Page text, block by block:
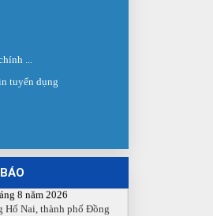
...
tuyển dụng
2026: Hơn 4.300 cơ hội...
tâm Dịch vụ việc làm
việc làm lần thứ 08/2026
8 năm 2026
Nai, thành phố Đồng